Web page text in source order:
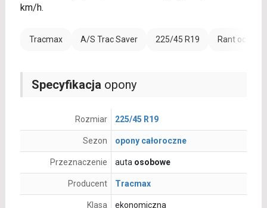
km/h.
Tracmax A/S Trac Saver 225/45 R19 Rant
Specyfikacja opony
Rozmiar 225/45 R19
Sezon opony całoroczne
Przeznaczenie auta osobowe
Producent Tracmax
Klasa ekonomiczna